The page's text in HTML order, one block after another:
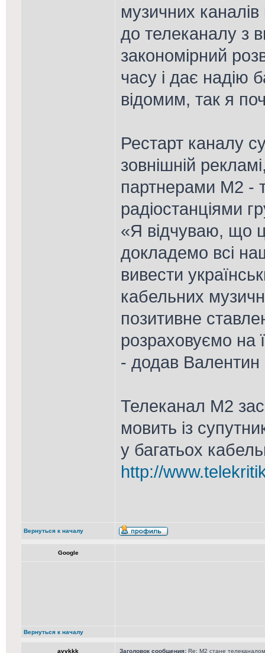
музичних
до телеканалу з
закономірний
часу і дає надію
відомим, так я
Рестарт каналу
зовнішній
партнерами М2 -
радіостанціями
«Я відчуваю, що
докладемо всі
вивести
кабельних
позитивне
розраховуємо на
- додав Валентин
Телеканал М2
мовить із
у багатьох
http://
Вернуться к началу
Google
Вернуться к началу
avvkkk Заголовок сообщения: Re: М2 стане телеканалом